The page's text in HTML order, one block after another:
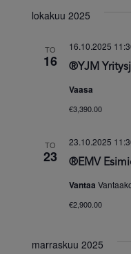
lokakuu 2025
TO
16 ®YJM
16.10.2025
Vaasa
€3,390.00
TO
23 ®EMV
23.10.2025
Vantaa
€2,900.00
marraskuu 2025